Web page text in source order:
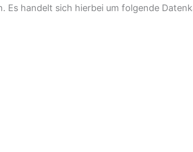
Es handelt sich hierbei um folgende